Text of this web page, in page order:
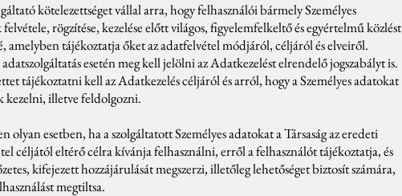
kötelezettséget vállal arra, hogy felhasználói bármely Személyes
rögzítése, kezelése előtt világos, figyelemfelkeltő és egyértelmű közlést
amelyben tájékoztatja őket az adatfelvétel módjáról, céljáról és elveiről.
esetén meg kell jelölni az Adatkezelést elrendelő jogszabályt is.
tájékoztatni kell az Adatkezelés céljáról és arról, hogy a Személyes adatokat
kezelni, illetve feldolgozni.
olyan esetben, ha a szolgáltatott Személyes adatokat a Társaság az eredeti
céljától eltérő célra kívánja felhasználni, erről a felhasználót tájékoztatja, és
kifejezett hozzájárulását megszerzi, illetőleg lehetőséget biztosít számára,
megtiltsa.